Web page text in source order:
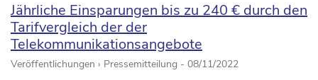
Jährliche Einsparungen bis zu 240 € durch den
Tarifvergleich der der
Telekommunikationsangebote
Veröffentlichungen › Pressemitteilung - 08/11/2022